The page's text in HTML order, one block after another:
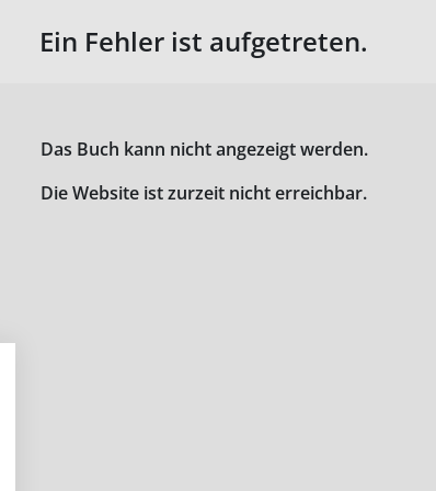
Ein Fehler ist aufgetreten.
Das Buch kann nicht angezeigt werden.
Die Website ist zurzeit nicht erreichbar.